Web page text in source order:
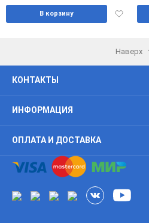
Добавить
В корзину
Наверх
КОНТАКТЫ
ИНФОРМАЦИЯ
ОПЛАТА И ДОСТАВКА